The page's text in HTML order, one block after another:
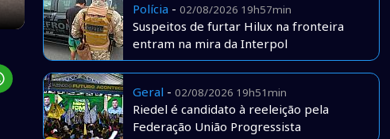
Polícia - 02/08/2026 19h57min
Suspeitos de furtar Hilux na fronteira
entram na mira da Interpol
Geral - 02/08/2026 19h51min
Riedel é candidato à reeleição pela
Federação União Progressista